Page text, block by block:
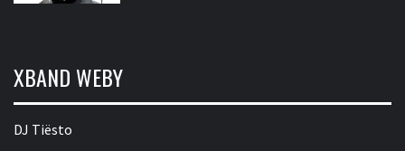
XBAND WEBY
DJ Tiësto